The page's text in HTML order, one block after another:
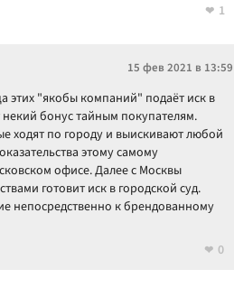
1
15 фев 2021 в 13:59
этих "якобы компаний" подаёт иск в
бонус тайным покупателям.
ходят по городу и выискивают любой
этому самому
офисе. Далее с Москвы
готовит иск в городской суд.
непосредственно к брендованному
0